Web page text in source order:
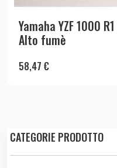
CATEGORIE PRODOTTO
Yamaha YZF 1000
Alto fumè
58,47 €